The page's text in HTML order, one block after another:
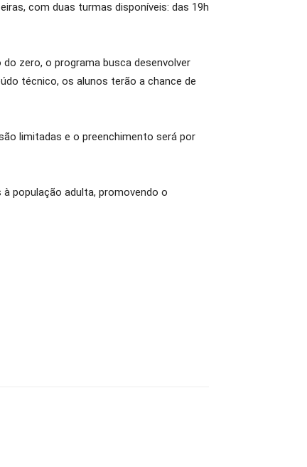
com duas turmas disponíveis: das 19h
zero, o programa busca desenvolver
técnico, os alunos terão a chance de
limitadas e o preenchimento será por
população adulta, promovendo o